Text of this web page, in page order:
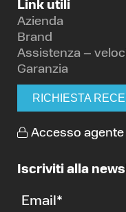
Link utili
Azienda
Brand
Assistenza –
Garanzia
RICHIESTA
Accesso agente
Iscriviti alla
Email*